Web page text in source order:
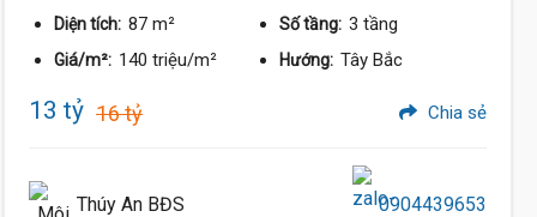
Diện tích: 87 m² Số tầng: 3 tầng
Giá/m²: 140 triệu/m² Hướng: Tây Bắc
13 tỷ 16 tỷ Chia sẻ
Thúy An BĐS 0904439653